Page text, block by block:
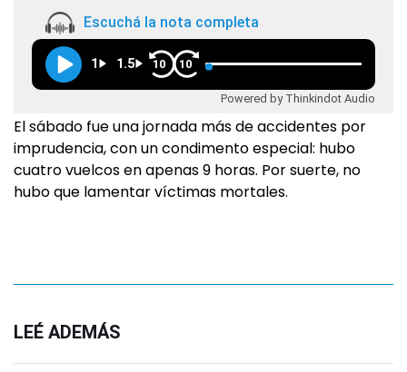
Escuchá la nota completa
1 1.5 10 10
Powered by Thinkindot Audio
El sábado fue una jornada más de accidentes por
imprudencia, con un condimento especial: hubo
cuatro vuelcos en apenas 9 horas. Por suerte, no
hubo que lamentar víctimas mortales.
LEÉ ADEMÁS